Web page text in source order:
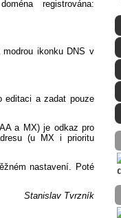
registrována:
ikonku DNS v
a zadat pouze
a MX) je odkaz pro
(u MX i prioritu
nastavení. Poté
Stanislav Tvrzník